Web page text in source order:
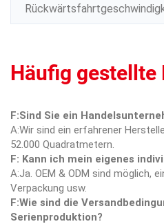
Häufig gestellte
F:Sind Sie ein
A:Wir sind ein erfahrener
52.000 Quadratmetern.
F: Kann ich mein eigenes
A:Ja. OEM & ODM sind möglich,
Verpackung usw.
F:Wie sind die
Serienproduktion?